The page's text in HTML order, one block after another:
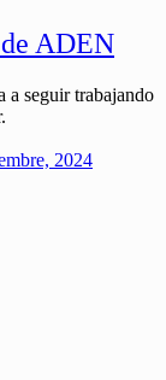
ADEN
a seguir trabajando
2024